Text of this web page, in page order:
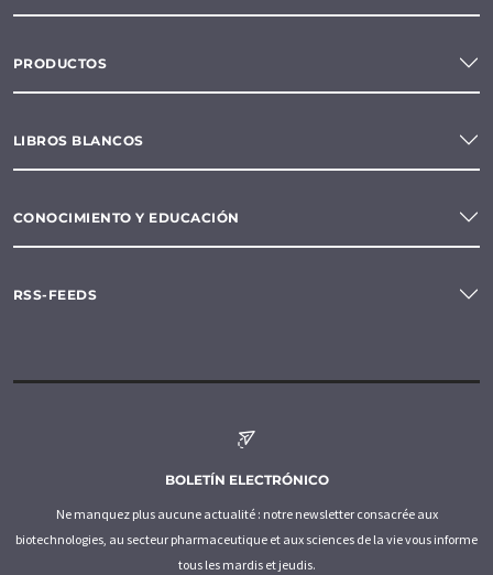
PRODUCTOS
LIBROS BLANCOS
CONOCIMIENTO Y EDUCACIÓN
RSS-FEEDS
BOLETÍN ELECTRÓNICO
Ne manquez plus aucune actualité : notre newsletter consacrée aux
biotechnologies, au secteur pharmaceutique et aux sciences de la vie vous informe
tous les mardis et jeudis.